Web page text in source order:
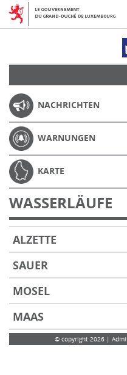
NACHRICHTEN
WARNUNGEN
KARTE
WASSERLÄUFE
ALZETTE
SAUER
MOSEL
MAAS
© copyright 2026 |